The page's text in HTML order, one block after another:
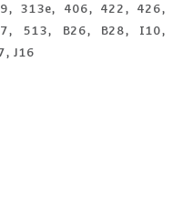
313e, 406, 422, 426,
513, B26, B28, I10,
J16